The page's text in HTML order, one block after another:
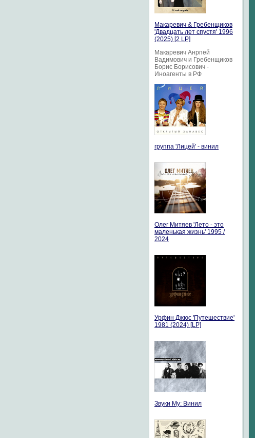
Макаревич & Гребенщиков
'Двадцать лет спустя' 1996
(2025) [2 LP]
Макаревич Анрпей
Вадимович и Гребенщиков
Борис Борисович -
Иноагенты в РФ
группа 'Лицей' - винил
Олег Митяев 'Лето - это
маленькая жизнь' 1995 /
2024
Урфин Джюс 'Путешествие'
1981 (2024) [LP]
Звуки Му: Винил